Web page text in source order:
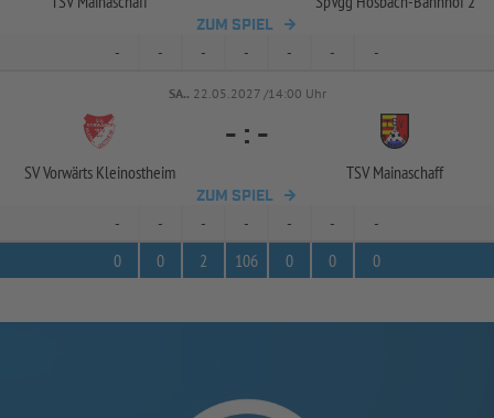
ZUM SPIEL
- - - - - - -
SA.. 22.05.2027 /14:00 Uhr
SV Vorwärts Kleinostheim
- : -
TSV Mainaschaff
ZUM SPIEL
- - - - - -
-
0
0 2 106 0 0 0